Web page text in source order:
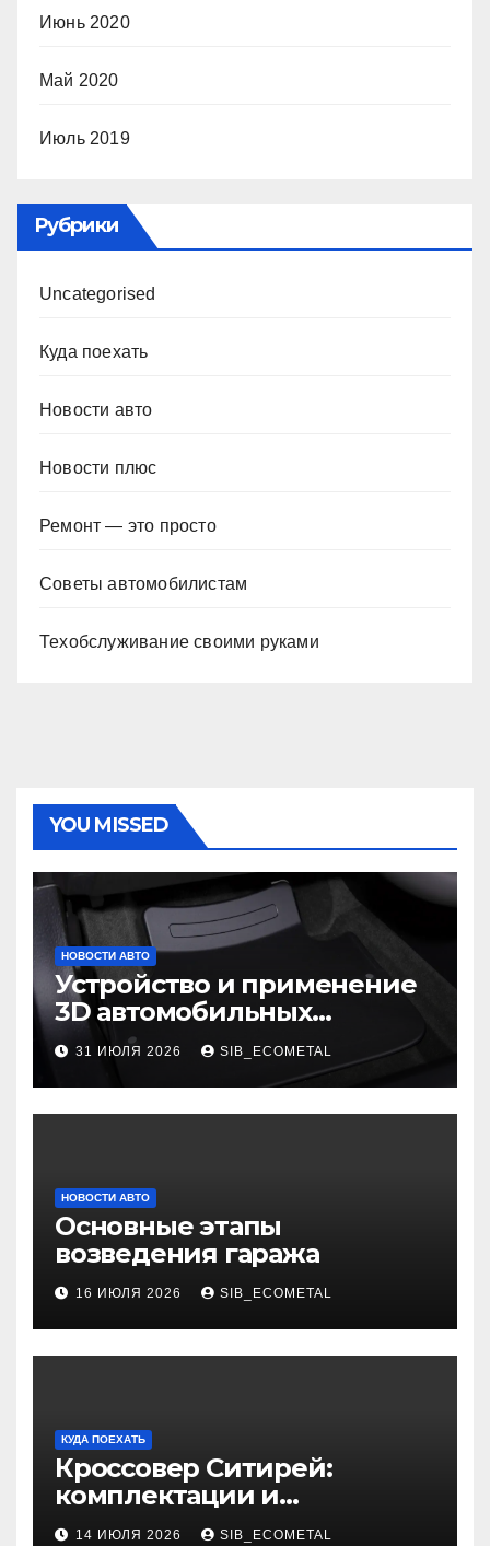
Июнь 2020
Май 2020
Июль 2019
Рубрики
Uncategorised
Куда поехать
Новости авто
Новости плюс
Ремонт — это просто
Советы автомобилистам
Техобслуживание своими руками
YOU MISSED
НОВОСТИ АВТО
Устройство и применение
3D автомобильных
ковриков
31 ИЮЛЯ 2026 SIB_ECOMETAL
НОВОСТИ АВТО
Основные этапы
возведения гаража
16 ИЮЛЯ 2026 SIB_ECOMETAL
КУДА ПОЕХАТЬ
Кроссовер Ситирей:
комплектации и
характеристики
14 ИЮЛЯ 2026 SIB_ECOMETAL